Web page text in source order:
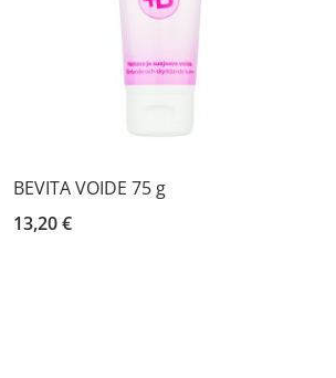
BEVITA VOIDE 75 g
13,20 €